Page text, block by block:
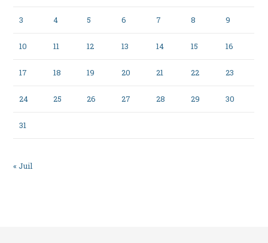
3 4 5 6 7 8 9
10 11 12 13 14 15 16
17 18 19 20 21 22 23
24 25 26 27 28 29 30
31
« Juil